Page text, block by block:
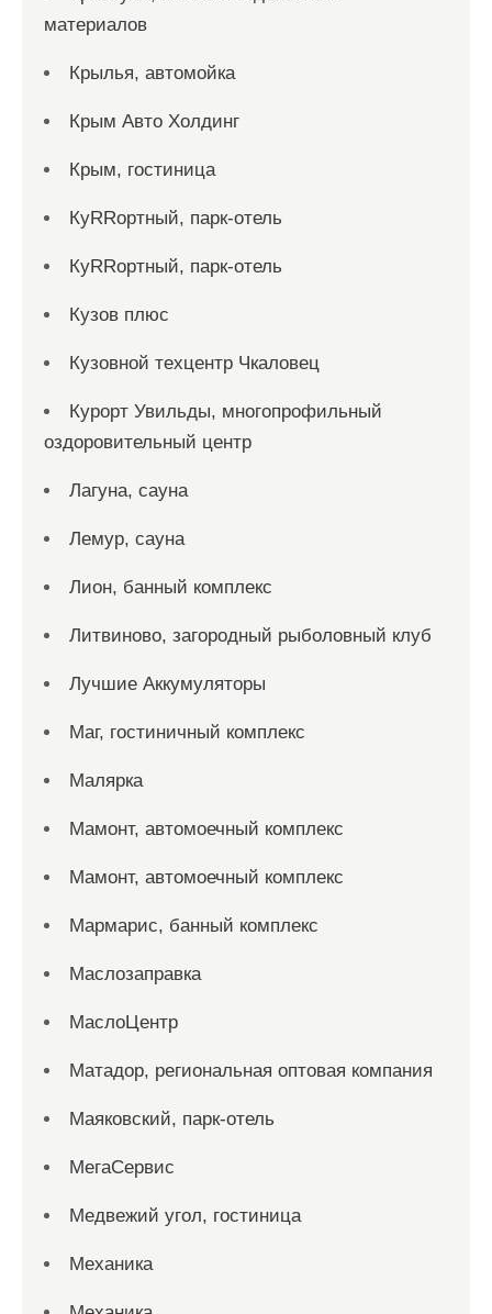
материалов
Крылья, автомойка
Крым Авто Холдинг
Крым, гостиница
КуRRортный, парк-отель
КуRRортный, парк-отель
Кузов плюс
Кузовной техцентр Чкаловец
Курорт Увильды, многопрофильный
оздоровительный центр
Лагуна, сауна
Лемур, сауна
Лион, банный комплекс
Литвиново, загородный рыболовный клуб
Лучшие Аккумуляторы
Маг, гостиничный комплекс
Малярка
Мамонт, автомоечный комплекс
Мамонт, автомоечный комплекс
Мармарис, банный комплекс
Маслозаправка
МаслоЦентр
Матадор, региональная оптовая компания
Маяковский, парк-отель
МегаСервис
Медвежий угол, гостиница
Механика